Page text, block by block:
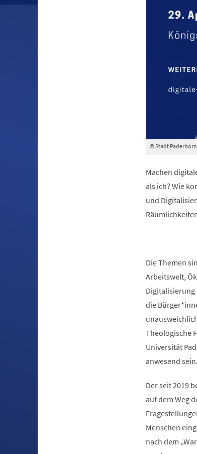
© Stadt Paderborn
Machen
als ich? Wie
und
Die Themen
Arbeitswelt,
Digitalisierung
die
Theologische
Universität
anwesend sein.
Der seit 2019
auf dem Weg
Menschen
nach dem